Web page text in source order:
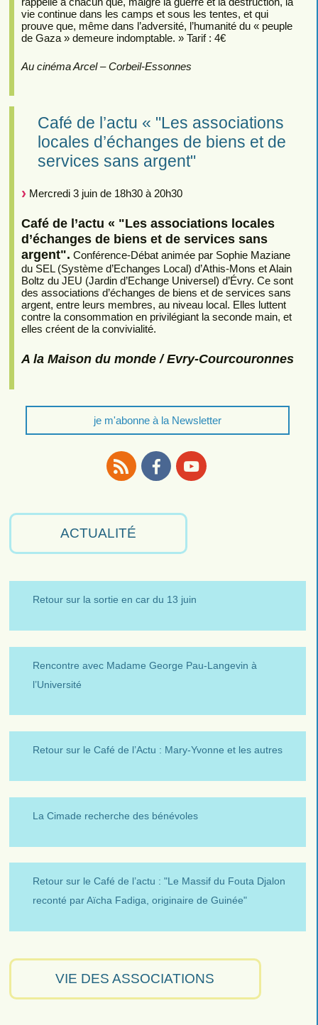
vie continue dans les camps et sous les tentes, et qui
prouve que, même dans l’adversité, l’humanité du « peuple
de Gaza » demeure indomptable. » Tarif : 4€
Au cinéma Arcel – Corbeil-Essonnes
Café de l’actu « "Les associations
locales d’échanges de biens et de
services sans argent"
Mercredi 3 juin de 18h30 à 20h30
Café de l’actu « "Les associations locales
d’échanges de biens et de services sans
argent". Conférence-Débat animée par Sophie Maziane
du SEL (Système d’Echanges Local) d’Athis-Mons et Alain
Boltz du JEU (Jardin d’Echange Universel) d’Évry. Ce sont
des associations d’échanges de biens et de services sans
argent, entre leurs membres, au niveau local. Elles luttent
contre la consommation en privilégiant la seconde main, et
elles créent de la convivialité.
A la Maison du monde / Evry-Courcouronnes
je m'abonne à la Newsletter
ACTUALITÉ
Retour sur la sortie en car du 13 juin
Rencontre avec Madame George Pau-Langevin à
l’Université
Retour sur le Café de l’Actu : Mary-Yvonne et les autres
La Cimade recherche des bénévoles
Retour sur le Café de l’actu : "Le Massif du Fouta Djalon
reconté par Aïcha Fadiga, originaire de Guinée"
VIE DES ASSOCIATIONS